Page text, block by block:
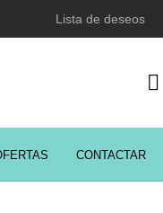
Lista de deseos
CONTACTAR